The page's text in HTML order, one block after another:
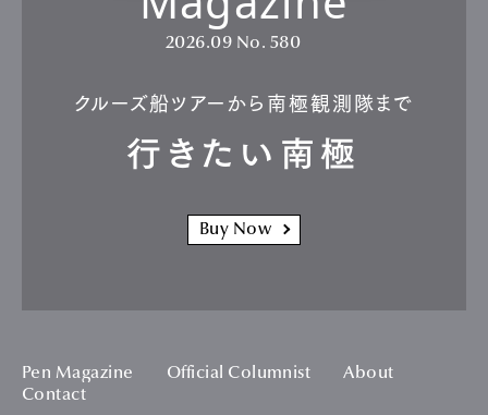
2026.09 No. 580
クルーズ船ツアーから南極観測隊まで
行きたい南極
Buy Now
Pen Magazine Official Columnist
About
Contact